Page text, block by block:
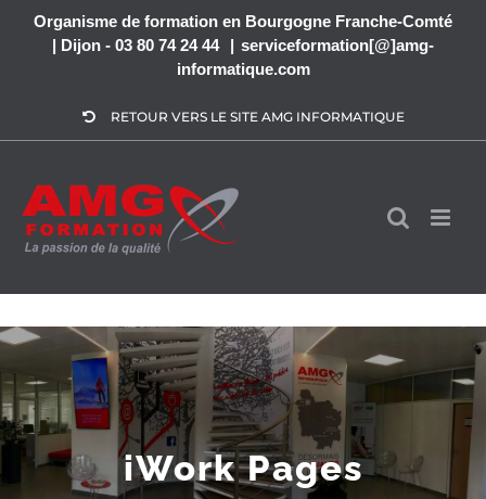
PasserOrganisme de formation en Bourgogne Franche-Comté
| Dijon - 03 80 74 24 44 | serviceformation[@]amg-
informatique.com
RETOUR VERS LE SITE AMG INFORMATIQUE
iWork Pages